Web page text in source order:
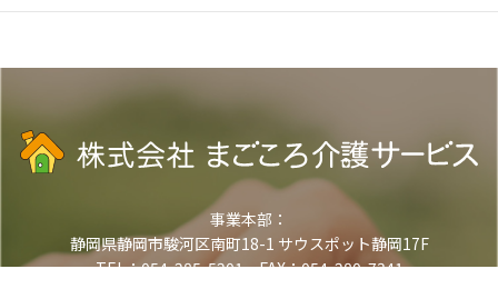
事業本部：
静岡県静岡市駿河区南町18-1 サウスポット静岡17F
TEL：054-285-5201 FAX：054-280-7341